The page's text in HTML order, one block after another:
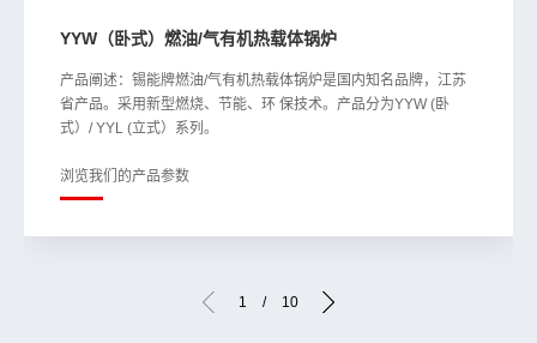
YYW（卧式）燃油/气有机热载体锅炉
产品阐述：锡能牌燃油/气有机热载体锅炉是国内知名品牌，江苏
省产品。采用新型燃烧、节能、环 保技术。产品分为YYW (卧
式）/ YYL (立式）系列。
浏览我们的产品参数
1 / 10